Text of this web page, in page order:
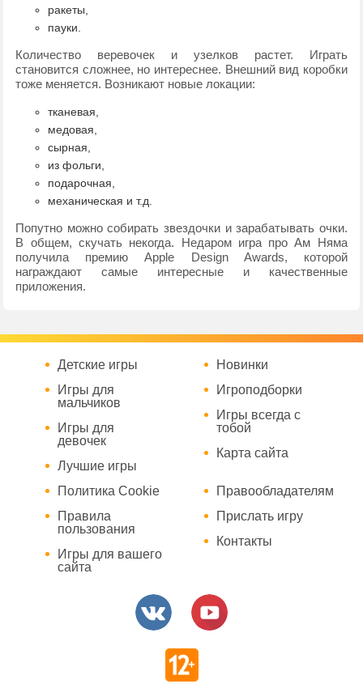
ракеты,
пауки.
Количество веревочек и узелков растет. Играть
становится сложнее, но интереснее. Внешний вид коробки
тоже меняется. Возникают новые локации:
тканевая,
медовая,
сырная,
из фольги,
подарочная,
механическая и т.д.
Попутно можно собирать звездочки и зарабатывать очки.
В общем, скучать некогда. Недаром игра про Ам Няма
получила премию Apple Design Awards, которой
награждают самые интересные и качественные
приложения.
Детские игры
Игры для
мальчиков
Игры для
девочек
Лучшие игры
Новинки
Игроподборки
Игры всегда с
тобой
Карта сайта
Политика Cookie
Правила
пользования
Игры для вашего
сайта
Правообладателям
Прислать игру
Контакты